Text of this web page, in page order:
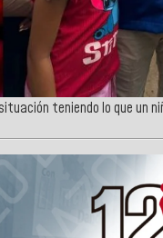
teniendo lo que un